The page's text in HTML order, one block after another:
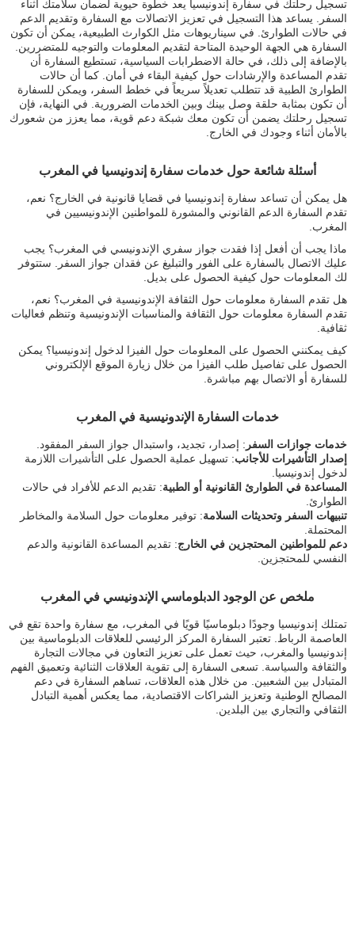
تسجيل رحلتك في سفارة إندونيسيا يعد خطوة حيوية لضمان سلامتك أثناء
السفر. يساعد هذا التسجيل في تعزيز الاتصالات مع السفارة وتقديم الدعم
في حالات الطوارئ. في سيناريوهات مثل الكوارث الطبيعية، يمكن أن تكون
السفارة هي الجهة الوحيدة المتاحة لتقديم المعلومات والتوجيه للمتضررين.
بالإضافة إلى ذلك، في حالة الاضطرابات السياسية، تستطيع السفارة أن
تقدم المساعدة والإرشادات حول كيفية البقاء في أمان. كما أن حالات
الطوارئ الطبية قد تتطلب تعديلاً سريعاً في خطط السفر، ويمكن للسفارة
أن تكون بمثابة حلقة وصل بينك وبين الخدمات الضرورية. في النهاية، فإن
تسجيل رحلتك يضمن أن تكون معك شبكة دعم قوية، مما يعزز من شعورك
بالأمان أثناء وجودك في الخارج.
أسئلة شائعة حول خدمات سفارة إندونيسيا في المغرب
هل يمكن أن تساعد سفارة إندونيسيا في قضايا قانونية في الخارج؟ نعم،
تقدم السفارة الدعم القانوني والمشورة للمواطنين الإندونيسيين في
المغرب.
ماذا يجب أن أفعل إذا فقدت جواز سفري الإندونيسي في المغرب؟ يجب
عليك الاتصال بالسفارة على الفور والتبليغ عن فقدان جواز السفر. ستتوفر
لك المعلومات حول كيفية الحصول على بديل.
هل تقدم السفارة معلومات حول الثقافة الإندونيسية في المغرب؟ نعم،
تقدم السفارة معلومات حول الثقافة والمناسبات الإندونيسية وتنظم فعاليات
ثقافية.
كيف يمكنني الحصول على المعلومات حول الفيزا لدخول إندونيسيا؟ يمكن
الحصول على تفاصيل طلب الفيزا من خلال زيارة الموقع الإلكتروني
للسفارة أو الاتصال بهم مباشرة.
خدمات السفارة الإندونيسية في المغرب
خدمات جوازات السفر : إصدار، تجديد، واستبدال جواز السفر المفقود.
إصدار التأشيرات للأجانب: تسهيل عملية الحصول على التأشيرات اللازمة
لدخول إندونيسيا.
المساعدة في الطوارئ القانونية أو الطبية: تقديم الدعم للأفراد في حالات
الطوارئ.
تنبيهات السفر وتحديثات السلامة: توفير معلومات حول السلامة والمخاطر
المحتملة.
دعم للمواطنين المحتجزين في الخارج: تقديم المساعدة القانونية والدعم
النفسي للمحتجزين.
ملخص عن الوجود الدبلوماسي الإندونيسي في المغرب
تمتلك إندونيسيا وجودًا دبلوماسيًا قويًا في المغرب، مع سفارة واحدة تقع في
العاصمة الرباط. تعتبر السفارة المركز الرئيسي للعلاقات الدبلوماسية بين
إندونيسيا والمغرب، حيث تعمل على تعزيز التعاون في مجالات التجارة
والثقافة والسياسة. تسعى السفارة إلى تقوية العلاقات الثنائية وتعميق الفهم
المتبادل بين الشعبين. من خلال هذه العلاقات، تساهم السفارة في دعم
المصالح الوطنية وتعزيز الشراكات الاقتصادية، مما يعكس أهمية التبادل
الثقافي والتجاري بين البلدين.